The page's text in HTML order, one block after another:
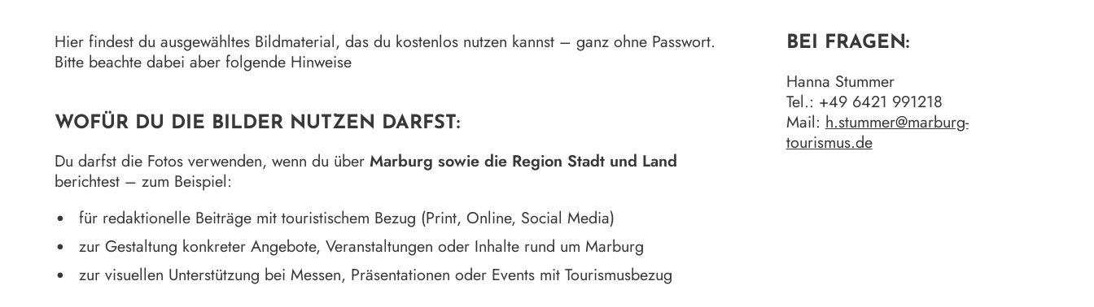
Hier findest du ausgewähltes Bildmaterial, das du kostenlos nutzen kannst – ganz ohne Passwort.
Bitte beachte dabei aber folgende Hinweise
WOFÜR DU DIE BILDER NUTZEN DARFST:
Du darfst die Fotos verwenden, wenn du überMarburg sowie die Region Stadt und Land
berichtest – zum Beispiel:
für redaktionelle Beiträge mit touristischem Bezug (Print, Online, Social Media)
zur Gestaltung konkreter Angebote, Veranstaltungen oder Inhalte rund um Marburg
zur visuellen Unterstützung bei Messen, Präsentationen oder Events mit Tourismusbezug
BEI FRAGEN:
Hanna Stummer
Tel.: +49 6421 991218
Mail: h.stummer@marburg-
tourismus.de